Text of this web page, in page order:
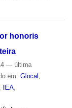
honoris
— última
em: Glocal
IEA,